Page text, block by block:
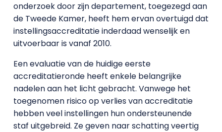
onderzoek door zijn departement, toegezegd aan
de Tweede Kamer, heeft hem ervan overtuigd dat
instellingsaccreditatie inderdaad wenselijk en
uitvoerbaar is vanaf 2010.
Een evaluatie van de huidige eerste
accreditatieronde heeft enkele belangrijke
nadelen aan het licht gebracht. Vanwege het
toegenomen risico op verlies van accreditatie
hebben veel instellingen hun ondersteunende
staf uitgebreid. Ze geven naar schatting veertig